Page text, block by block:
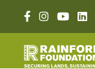
Enlace Facebook
EnlaceEnlace